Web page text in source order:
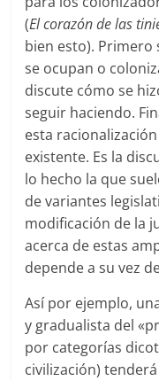
(El corazón de las
bien esto). Primero
se ocupan o
discute cómo se
seguir haciendo.
esta
existente. Es la
lo hecho la que
de variantes
modificación de la
acerca de estas
depende a su vez
Así por ejemplo,
y gradualista del
por categorías
civilización)